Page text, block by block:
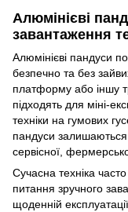
Алюмінієві
завантаження
Алюмінієві пандуси
безпечно та без
платформу або іншу
підходять для міні-
техніки на гумових
пандуси залишаються
сервісної,
Сучасна техніка
питання зручного
щоденній